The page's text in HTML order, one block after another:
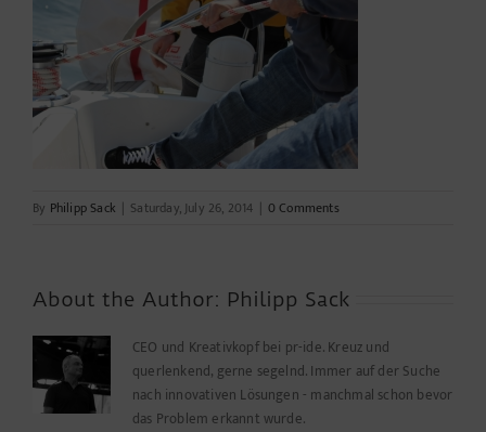
By Philipp Sack | Saturday, July 26, 2014 | 0 Comments
About the Author: Philipp Sack
CEO und Kreativkopf bei pr-ide. Kreuz und
querlenkend, gerne segelnd. Immer auf der Suche
nach innovativen Lösungen - manchmal schon bevor
das Problem erkannt wurde.